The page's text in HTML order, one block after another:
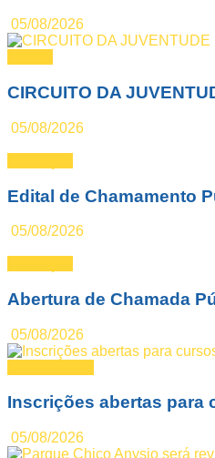
05/08/2026
CIRCUITO DA
05/08/2026
Edital de Chamamento
05/08/2026
Abertura de Chamada
05/08/2026
Inscrições abertas para
05/08/2026